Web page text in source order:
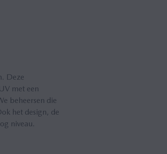
Deze
met een
beheersen die
het design, de
niveau.